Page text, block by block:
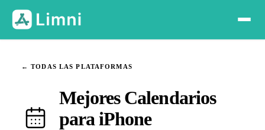
← TODAS LAS PLATAFORMAS
Mejores Calendarios
para iPhone